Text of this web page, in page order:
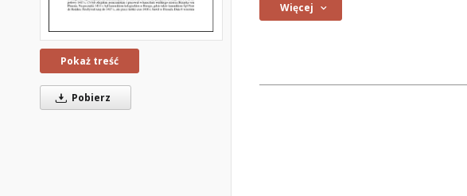
Pokaż treść
Pobierz
Więcej